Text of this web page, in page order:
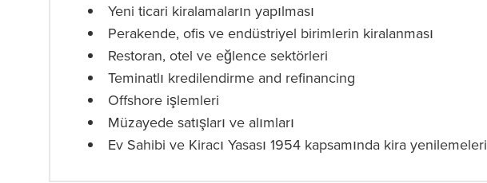
Yeni ticari kiralamaların yapılması
Perakende, ofis ve endüstriyel birimlerin kiralanması
Restoran, otel ve eğlence sektörleri
Teminatlı kredilendirme and refinancing
Offshore işlemleri
Müzayede satışları ve alımları
Ev Sahibi ve Kiracı Yasası 1954 kapsamında kira yenilemeleri